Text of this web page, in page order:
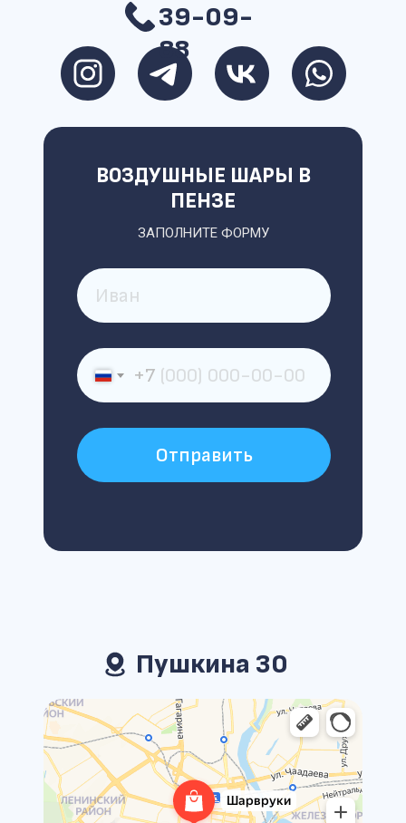
39-09-
88
Пушкина 30
ЗАПОЛНИТЕ ФОРМУ
ВОЗДУШНЫЕ ШАРЫ В
ПЕНЗЕ
+7
Отправить